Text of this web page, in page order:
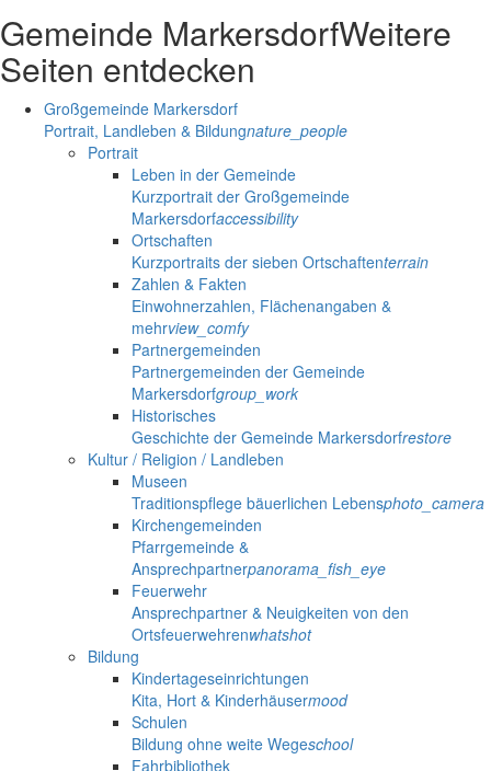
Gemeinde MarkersdorfWeitere
Seiten entdecken
Großgemeinde Markersdorf
Portrait, Landleben & Bildungnature_people
Portrait
Leben in der Gemeinde
Kurzportrait der Großgemeinde
Markersdorfaccessibility
Ortschaften
Kurzportraits der sieben Ortschaftenterrain
Zahlen & Fakten
Einwohnerzahlen, Flächenangaben &
mehrview_comfy
Partnergemeinden
Partnergemeinden der Gemeinde
Markersdorfgroup_work
Historisches
Geschichte der Gemeinde Markersdorfrestore
Kultur / Religion / Landleben
Museen
Traditionspflege bäuerlichen Lebensphoto_camera
Kirchengemeinden
Pfarrgemeinde &
Ansprechpartnerpanorama_fish_eye
Feuerwehr
Ansprechpartner & Neuigkeiten von den
Ortsfeuerwehrenwhatshot
Bildung
Kindertageseinrichtungen
Kita, Hort & Kinderhäusermood
Schulen
Bildung ohne weite Wegeschool
Fahrbibliothek